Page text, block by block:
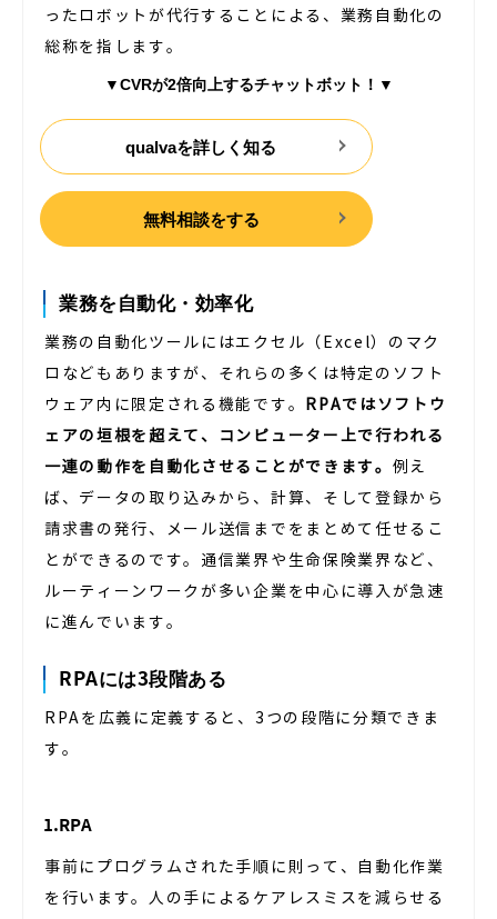
ったロボットが代行することによる、業務自動化の
総称を指します。
▼CVRが2倍向上するチャットボット！ ▼
qualvaを詳しく知る
無料相談をする
業務を自動化・効率化
業務の自動化ツールにはエクセル（Excel）のマク
ロなどもありますが、それらの多くは特定のソフト
ウェア内に限定される機能です。
RPAではソフトウ
ェアの垣根を超えて、コンピューター上で行われる
一連の動作を自動化させることができます。 例え
ば、データの取り込みから、計算、そして登録から
請求書の発行、メール送信までをまとめて任せるこ
とができるのです。通信業界や生命保険業界など、
ルーティーンワークが多い企業を中心に導入が急速
に進んでいます。
RPAには3段階ある
RPAを広義に定義すると、3つの段階に分類できま
す。
1.RPA
事前にプログラムされた手順に則って、自動化作業
を行います。人の手によるケアレスミスを減らせる